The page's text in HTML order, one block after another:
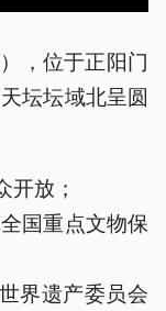
，位于正阳门
坛坛域北呈圆
放；
国重点文物保
界遗产委员会